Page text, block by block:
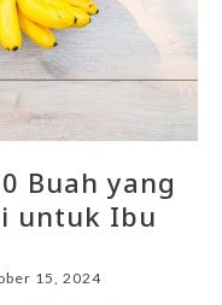
Buah yang
untuk Ibu
15, 2024